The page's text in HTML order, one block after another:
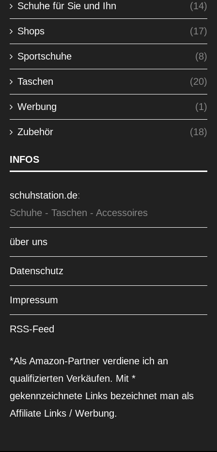
Schuhe für Sie und Ihn (14)
Shops (17)
Sportschuhe (8)
Taschen (20)
Werbung (1)
Zubehör (18)
INFOS
schuhstation.de:
Schuhe - Taschen - Accessoires
über uns
Datenschutz
Impressum
RSS-Feed
*Als Amazon-Partner verdiene ich an
qualifizierten Verkäufen. Mit *
gekennzeichnete Links bezeichnet man als
Affiliate Links / Werbung.